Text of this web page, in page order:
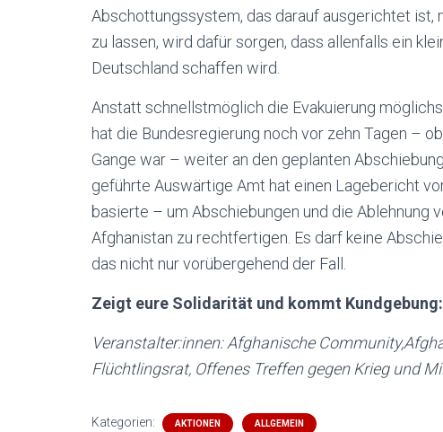
Abschottungssystem, das darauf ausgerichtet ist,
zu lassen, wird dafür sorgen, dass allenfalls ein
Deutschland schaffen wird.
Anstatt schnellstmöglich die Evakuierung
hat die Bundesregierung noch vor zehn Tagen –
Gange war – weiter an den geplanten
geführte Auswärtige Amt hat einen Lagebericht
basierte – um Abschiebungen und die Ablehnung
Afghanistan zu rechtfertigen. Es darf keine
das nicht nur vorübergehend der Fall.
Zeigt eure Solidarität und kommt
Veranstalter:innen: Afghanische
Flüchtlingsrat, Offenes Treffen gegen Krieg und
Kategorien: AKTIONEN ALLGEMEIN